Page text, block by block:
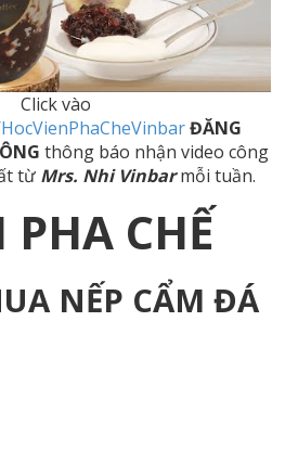
Click vào
ĐĂNG
thông báo nhận video công
từ Mrs. Nhi Vinbarmỗi tuần.
PHA CHẾ
NẾP CẨM ĐÁ